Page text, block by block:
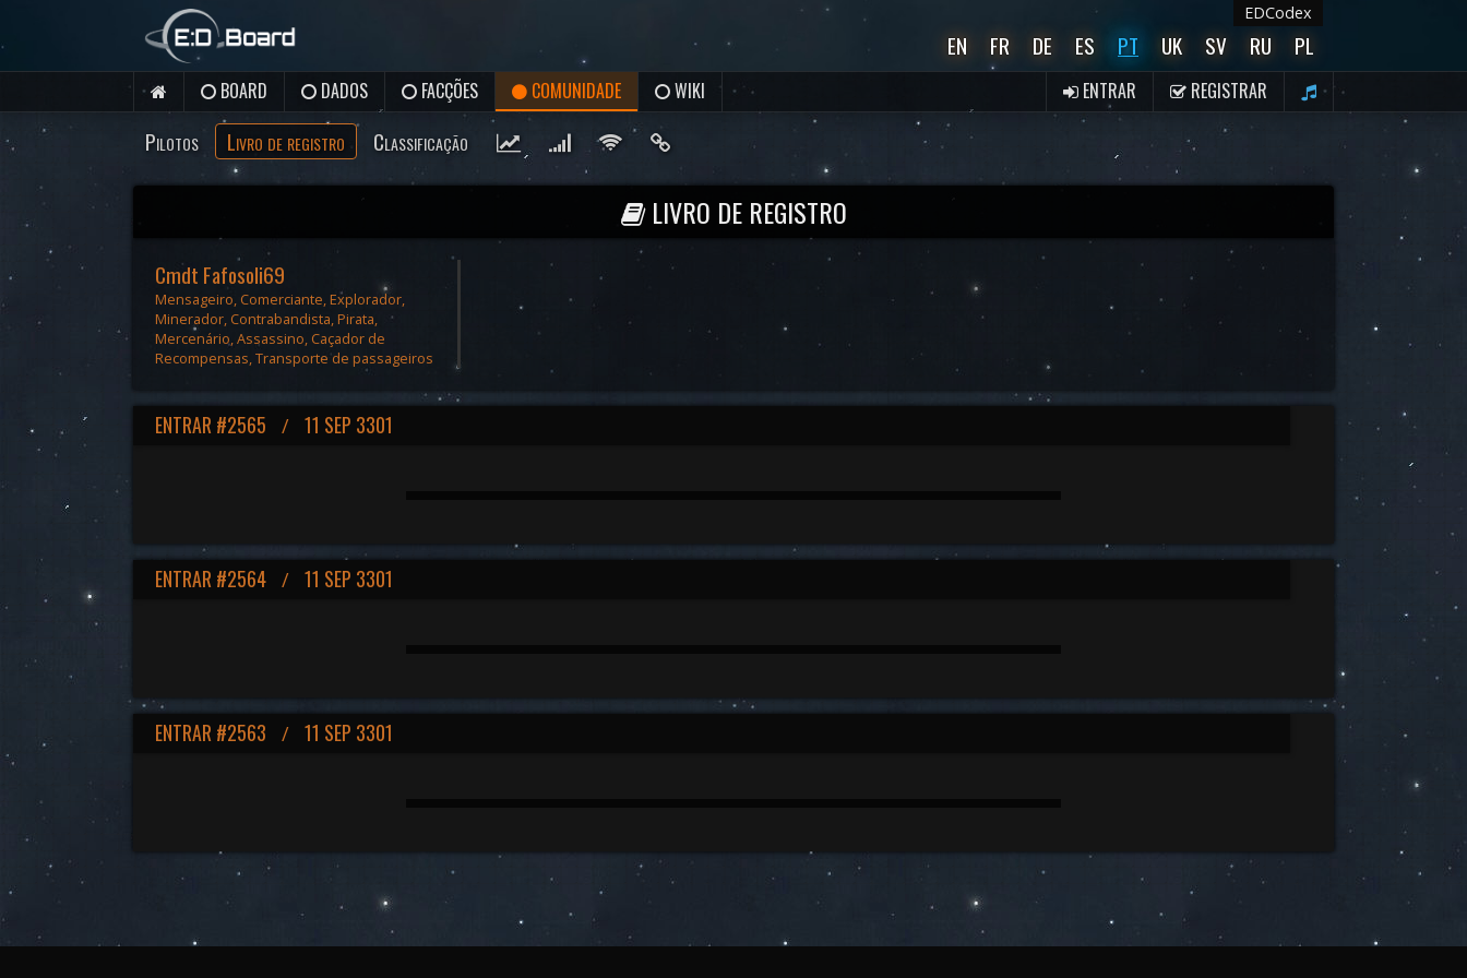
EDCodex
EN FR DE ES PT UK SV RU PL
BOARD DADOS FACÇÕES COMUNIDADE WIKI ENTRAR REGISTRAR
Pilotos Livro de registro Classificação
LIVRO DE REGISTRO
Cmdt Fafosoli69
Mensageiro, Comerciante, Explorador,
Minerador, Contrabandista, Pirata,
Mercenário, Assassino, Caçador de
Recompensas, Transporte de passageiros
ENTRAR #2565 / 11 SEP 3301
ENTRAR #2564 / 11 SEP 3301
ENTRAR #2563 / 11 SEP 3301